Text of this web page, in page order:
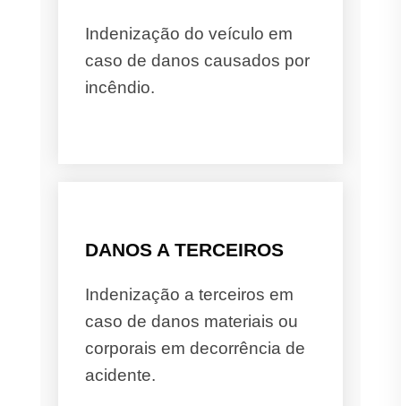
Indenização do veículo em
caso de danos causados por
incêndio.
DANOS A TERCEIROS
Indenização a terceiros em
caso de danos materiais ou
corporais em decorrência de
acidente.